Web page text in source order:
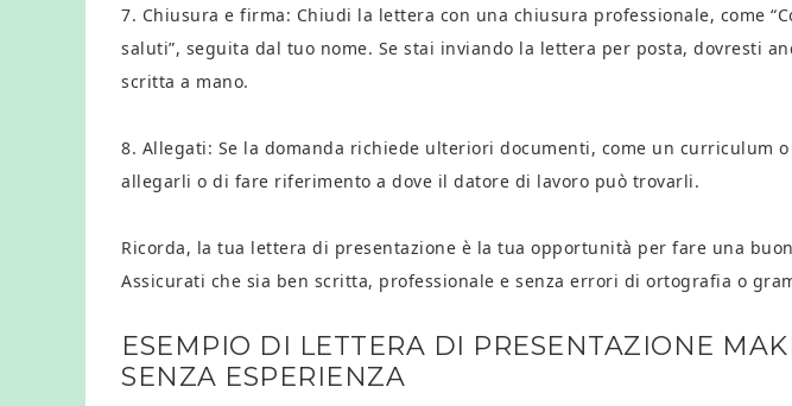
7. Chiusura e firma: Chiudi la lettera con una chiusura professionale, come
saluti”, seguita dal tuo nome. Se stai inviando la lettera per posta, dovresti
scritta a mano.
8. Allegati: Se la domanda richiede ulteriori documenti, come un curriculum
allegarli o di fare riferimento a dove il datore di lavoro può trovarli.
Ricorda, la tua lettera di presentazione è la tua opportunità per fare una
Assicurati che sia ben scritta, professionale e senza errori di ortografia o
ESEMPIO DI LETTERA DI PRESENTAZIONE
SENZA ESPERIENZA